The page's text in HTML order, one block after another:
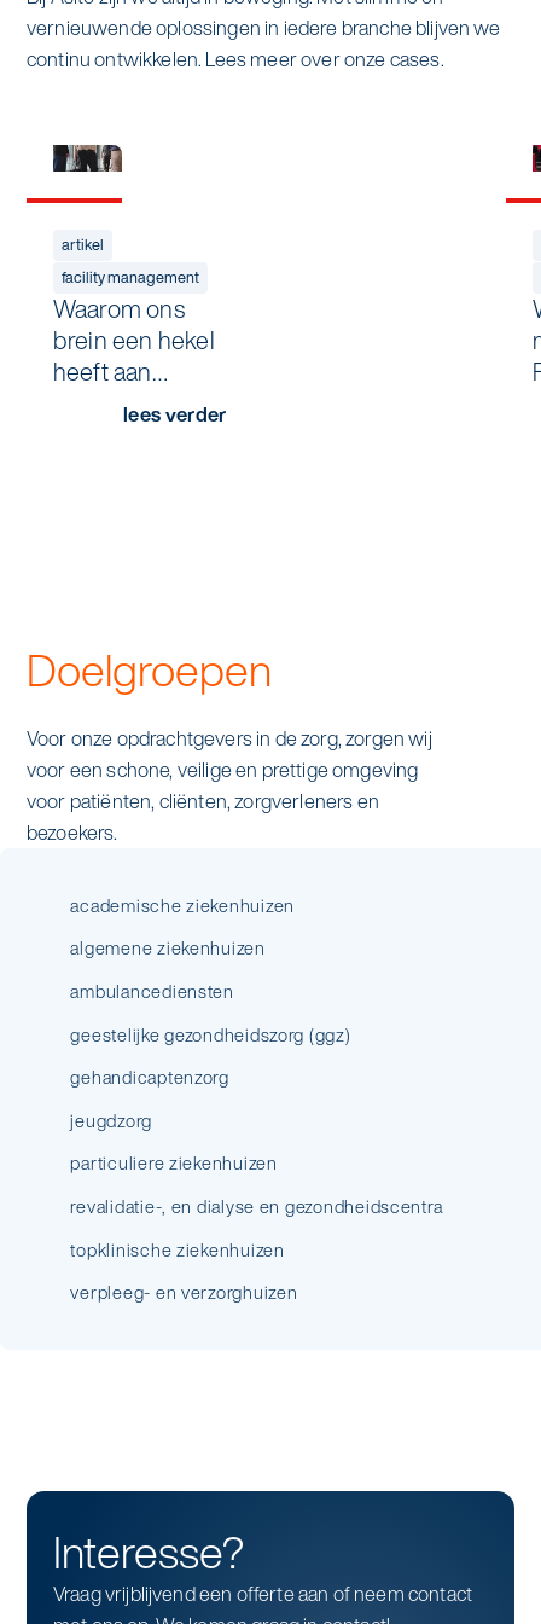
vernieuwende oplossingen in iedere branche blijven we
continu ontwikkelen. Lees meer over onze cases.
artikel
facility management
Waarom ons
brein een hekel
heeft aan
verrassingen
lees verder
Doelgroepen
Voor onze opdrachtgevers in de zorg, zorgen wij
voor een schone, veilige en prettige omgeving
voor patiënten, cliënten, zorgverleners en
bezoekers.
academische ziekenhuizen
algemene ziekenhuizen
ambulancediensten
geestelijke gezondheidszorg (ggz)
gehandicaptenzorg
jeugdzorg
particuliere ziekenhuizen
revalidatie-, en dialyse en gezondheidscentra
topklinische ziekenhuizen
verpleeg- en verzorghuizen
Interesse?
Vraag vrijblijvend een offerte aan of neem contact